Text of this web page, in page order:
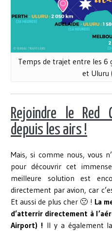
Temps de trajet entre les 6
et Uluru
Rejoindre le Red
depuis les airs !
Mais, si comme nous, vous
pour découvrir cet
meilleure solution est
directement par avion, car
Et aussi de plus cher 🙁 ! La
d’atterrir directement à
Airport) ! Il y a également